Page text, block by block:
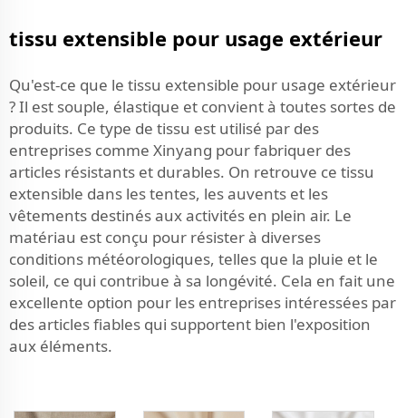
tissu extensible pour usage extérieur
Qu'est-ce que le tissu extensible pour usage extérieur
? Il est souple, élastique et convient à toutes sortes de
produits. Ce type de tissu est utilisé par des
entreprises comme Xinyang pour fabriquer des
articles résistants et durables. On retrouve ce tissu
extensible dans les tentes, les auvents et les
vêtements destinés aux activités en plein air. Le
matériau est conçu pour résister à diverses
conditions météorologiques, telles que la pluie et le
soleil, ce qui contribue à sa longévité. Cela en fait une
excellente option pour les entreprises intéressées par
des articles fiables qui supportent bien l'exposition
aux éléments.